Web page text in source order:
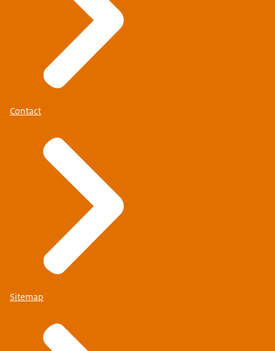
Contact
Sitemap